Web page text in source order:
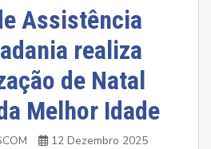
Assistência
realiza
de Natal
Melhor Idade
12 Dezembro 2025